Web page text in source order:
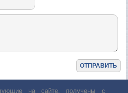
на сайте, получены с